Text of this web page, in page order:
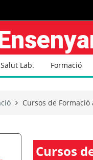
Salut Lab. Formació
Cursos de Formació
Cursos